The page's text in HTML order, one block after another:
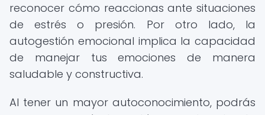
reconocer cómo reaccionas ante situaciones
de estrés o presión. Por otro lado, la
autogestión emocional implica la capacidad
de manejar tus emociones de manera
saludable y constructiva.
Al tener un mayor autoconocimiento, podrás